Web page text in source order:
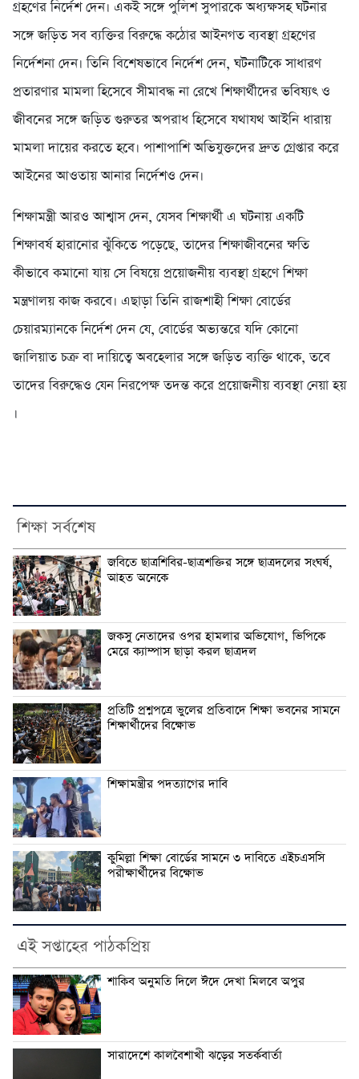
গ্রহণের নির্দেশ দেন। একই সঙ্গে পুলিশ সুপারকে অধ্যক্ষসহ ঘটনার
সঙ্গে জড়িত সব ব্যক্তির বিরুদ্ধে কঠোর আইনগত ব্যবস্থা গ্রহণের
নির্দেশনা দেন। তিনি বিশেষভাবে নির্দেশ দেন, ঘটনাটিকে সাধারণ
প্রতারণার মামলা হিসেবে সীমাবদ্ধ না রেখে শিক্ষার্থীদের ভবিষ্যৎ ও
জীবনের সঙ্গে জড়িত গুরুতর অপরাধ হিসেবে যথাযথ আইনি ধারায়
মামলা দায়ের করতে হবে। পাশাপাশি অভিযুক্তদের দ্রুত গ্রেপ্তার করে
আইনের আওতায় আনার নির্দেশও দেন।
শিক্ষামন্ত্রী আরও আশ্বাস দেন, যেসব শিক্ষার্থী এ ঘটনায় একটি
শিক্ষাবর্ষ হারানোর ঝুঁকিতে পড়েছে, তাদের শিক্ষাজীবনের ক্ষতি
কীভাবে কমানো যায় সে বিষয়ে প্রয়োজনীয় ব্যবস্থা গ্রহণে শিক্ষা
মন্ত্রণালয় কাজ করবে। এছাড়া তিনি রাজশাহী শিক্ষা বোর্ডের
চেয়ারম্যানকে নির্দেশ দেন যে, বোর্ডের অভ্যন্তরে যদি কোনো
জালিয়াত চক্র বা দায়িত্বে অবহেলার সঙ্গে জড়িত ব্যক্তি থাকে, তবে
তাদের বিরুদ্ধেও যেন নিরপেক্ষ তদন্ত করে প্রয়োজনীয় ব্যবস্থা নেয়া হয়
।
শিক্ষা সর্বশেষ
জবিতে ছাত্রশিবির-ছাত্রশক্তির সঙ্গে ছাত্রদলের সংঘর্ষ,
আহত অনেকে
জকসু নেতাদের ওপর হামলার অভিযোগ, ভিপিকে
মেরে ক্যাম্পাস ছাড়া করল ছাত্রদল
প্রতিটি প্রশ্নপত্রে ভুলের প্রতিবাদে শিক্ষা ভবনের সামনে
শিক্ষার্থীদের বিক্ষোভ
শিক্ষামন্ত্রীর পদত্যাগের দাবি
কুমিল্লা শিক্ষা বোর্ডের সামনে ৩ দাবিতে এইচএসসি
পরীক্ষার্থীদের বিক্ষোভ
এই সপ্তাহের পাঠকপ্রিয়
শাকিব অনুমতি দিলে ঈদে দেখা মিলবে অপুর
সারাদেশে কালবৈশাখী ঝড়ের সতর্কবার্তা